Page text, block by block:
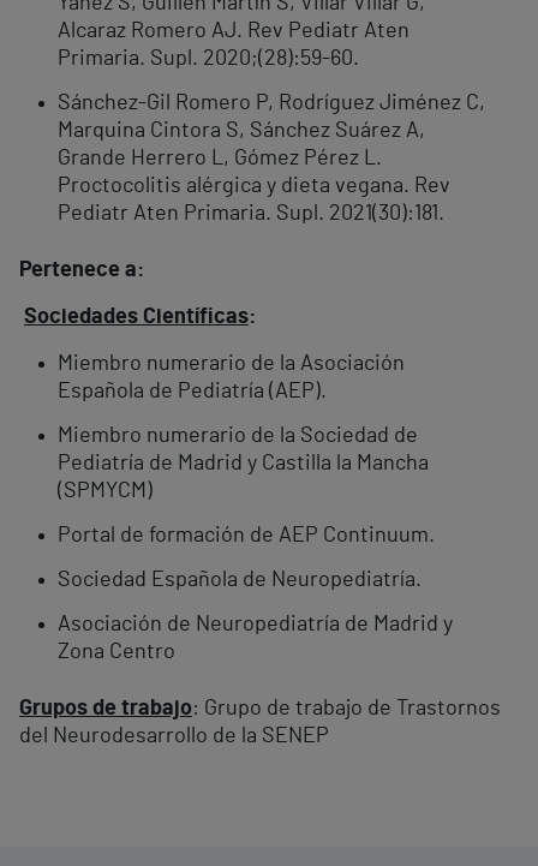
Alcaraz Romero AJ. Rev Pediatr Aten
Primaria. Supl. 2020;(28):59-60.
Sánchez-Gil Romero P, Rodríguez Jiménez C,
Marquina Cintora S, Sánchez Suárez A,
Grande Herrero L, Gómez Pérez L.
Proctocolitis alérgica y dieta vegana. Rev
Pediatr Aten Primaria. Supl. 2021(30):181.
Pertenece a:
Sociedades Científicas:
Miembro numerario de la Asociación
Española de Pediatría (AEP).
Miembro numerario de la Sociedad de
Pediatría de Madrid y Castilla la Mancha
(SPMYCM)
Portal de formación de AEP Continuum.
Sociedad Española de Neuropediatría.
Asociación de Neuropediatría de Madrid y
Zona Centro
Grupos de trabajo: Grupo de trabajo de Trastornos
del Neurodesarrollo de la SENEP